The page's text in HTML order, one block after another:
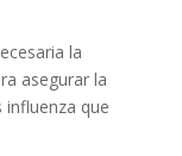
la
asegurar la
que